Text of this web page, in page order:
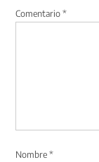
Comentario*
Nombre*